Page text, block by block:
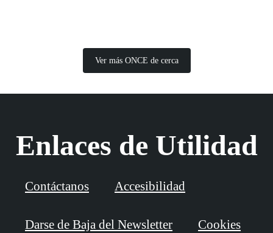
Ver más ONCE de cerca
Enlaces de Utilidad
Contáctanos Accesibilidad
Darse de Baja del Newsletter Cookies